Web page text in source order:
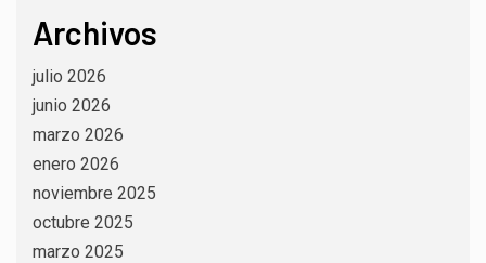
Archivos
julio 2026
junio 2026
marzo 2026
enero 2026
noviembre 2025
octubre 2025
marzo 2025